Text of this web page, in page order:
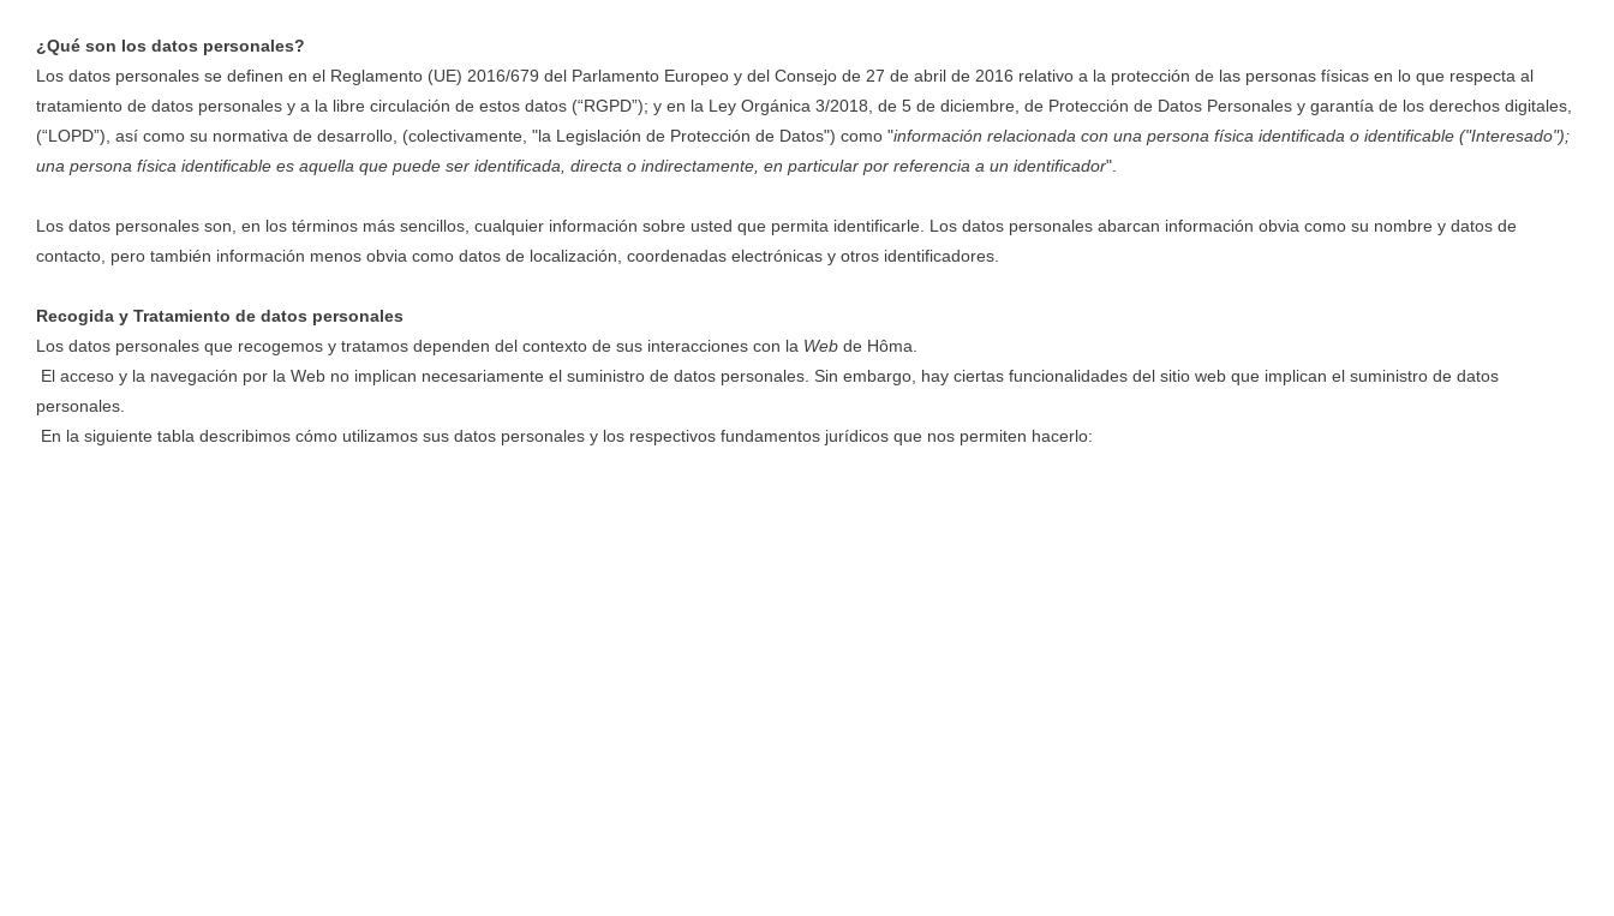
¿Qué son los datos personales?
Los datos personales se definen en el Reglamento (UE) 2016/679 del Parlamento Europeo y del Consejo de 27 de abril de 2016 relativo a la protección de las personas físicas en lo que respecta al
tratamiento de datos personales y a la libre circulación de estos datos (“RGPD”); y en la Ley Orgánica 3/2018, de 5 de diciembre, de Protección de Datos Personales y garantía de los derechos digitales,
(“LOPD”), así como su normativa de desarrollo, (colectivamente, "la Legislación de Protección de Datos") como "información relacionada con una persona física identificada o identificable ("Interesado");
una persona física identificable es aquella que puede ser identificada, directa o indirectamente, en particular por referencia a un identificador".
Los datos personales son, en los términos más sencillos, cualquier información sobre usted que permita identificarle. Los datos personales abarcan información obvia como su nombre y datos de
contacto, pero también información menos obvia como datos de localización, coordenadas electrónicas y otros identificadores.
Recogida y Tratamiento de datos personales
Los datos personales que recogemos y tratamos dependen del contexto de sus interacciones con la Web de Hôma.
El acceso y la navegación por la Web no implican necesariamente el suministro de datos personales. Sin embargo, hay ciertas funcionalidades del sitio web que implican el suministro de datos
personales.
En la siguiente tabla describimos cómo utilizamos sus datos personales y los respectivos fundamentos jurídicos que nos permiten hacerlo: